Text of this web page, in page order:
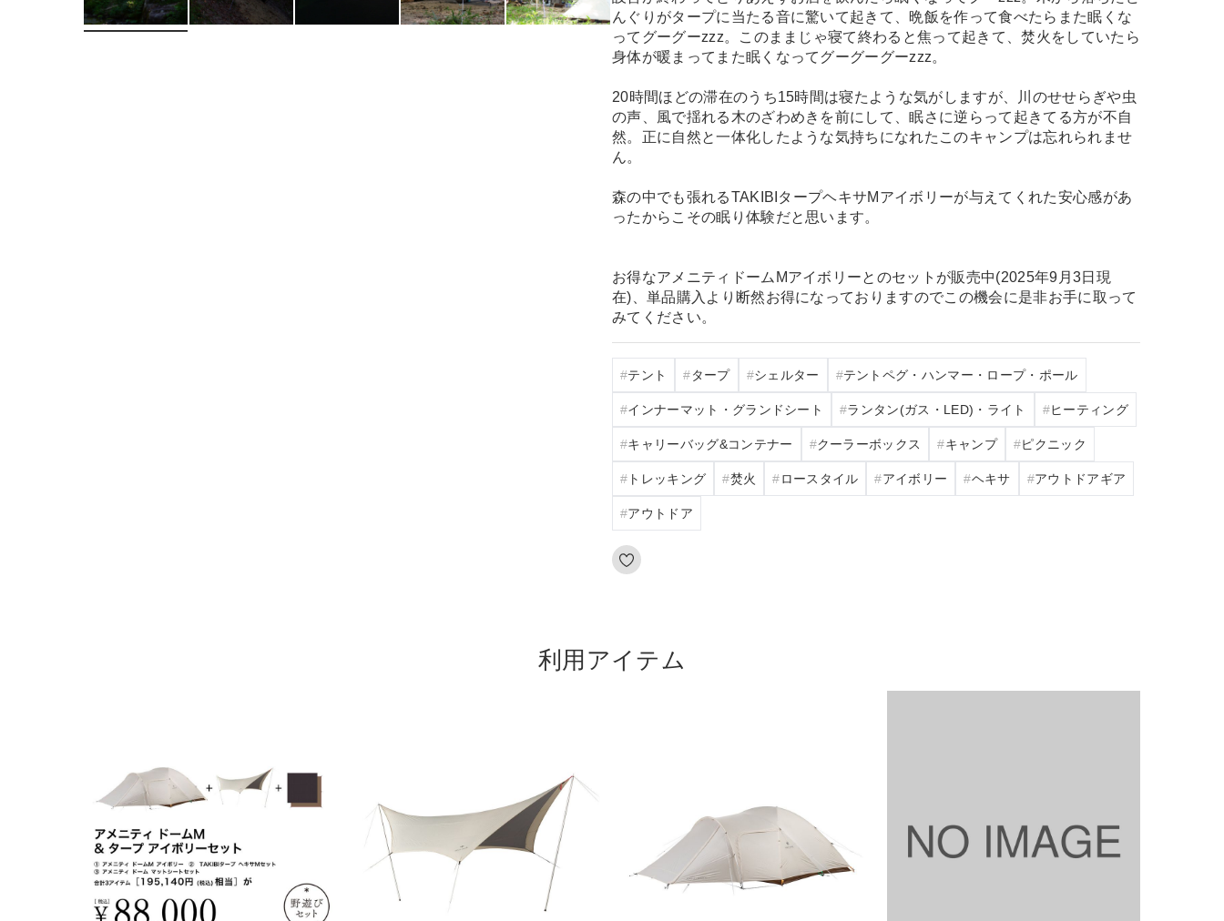
んぐりがタープに当たる音に驚いて起きて、晩飯を作って食べたらまた眠くな
ってグーグーzzz。このままじゃ寝て終わると焦って起きて、焚火をしていたら
身体が暖まってまた眠くなってグーグーグーzzz。
20時間ほどの滞在のうち15時間は寝たような気がしますが、川のせせらぎや虫
の声、風で揺れる木のざわめきを前にして、眠さに逆らって起きてる方が不自
然。正に自然と一体化したような気持ちになれたこのキャンプは忘れられませ
ん。
森の中でも張れるTAKIBIタープヘキサMアイボリーが与えてくれた安心感があ
ったからこその眠り体験だと思います。
お得なアメニティドームMアイボリーとのセットが販売中(2025年9月3日現
在)、単品購入より断然お得になっておりますのでこの機会に是非お手に取って
みてください。
テント タープ シェルター テントペグ・ハンマー・ロープ・ポール
インナーマット・グランドシート ランタン(ガス・LED)・ライト ヒーティング
キャリーバッグ&コンテナー クーラーボックス キャンプ ピクニック
トレッキング 焚火 ロースタイル アイボリー ヘキサ アウトドアギア
アウトドア
利用アイテム